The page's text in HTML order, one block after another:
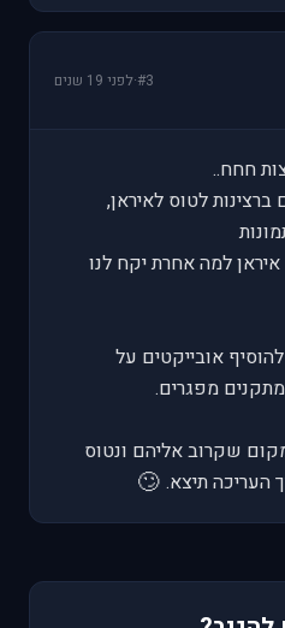
#3
·לפני 19 שנים
חחח..
ברצינות לטוס לאיראן,
למה אחרת יקח לנו
אובייקטים על
מפגרים.
שקרוב אליהם ונטוס
העריכה תיצא. 🙄